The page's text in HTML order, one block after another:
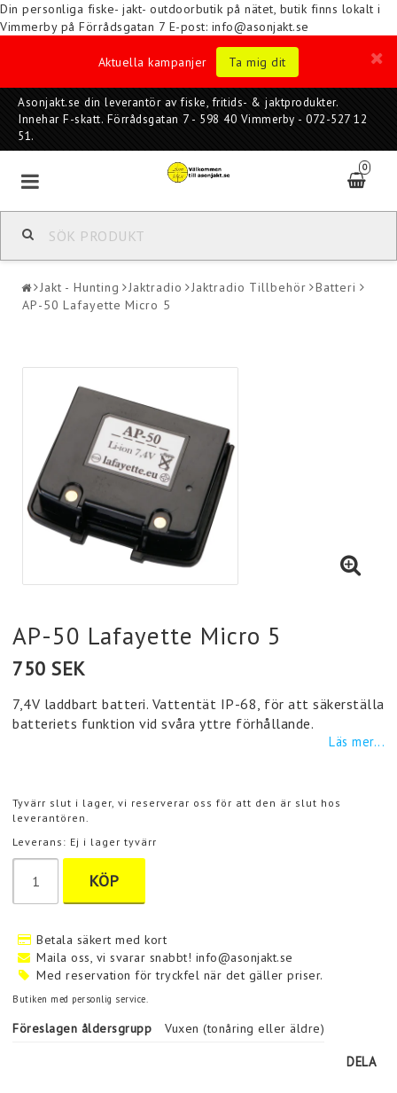
Din personliga fiske- jakt- outdoorbutik på nätet, butik finns lokalt i
Vimmerby på Förrådsgatan 7 E-post: info@asonjakt.se
Aktuella kampanjer Ta mig dit
Asonjakt.se din leverantör av fiske, fritids- & jaktprodukter.
Innehar F-skatt. Förrådsgatan 7 - 598 40 Vimmerby - 072-527 12
51.
0
Jakt - Hunting Jaktradio Jaktradio Tillbehör
Batteri
AP-50 Lafayette Micro 5
AP-50 Lafayette Micro 5
750 SEK
7,4V laddbart batteri. Vattentät IP-68, för att säkerställa
batteriets funktion vid svåra yttre förhållande.
Läs mer...
Tyvärr slut i lager, vi reserverar oss för att den är slut hos
leverantören.
Leverans: Ej i lager tyvärr
KÖP
Betala säkert med kort
Maila oss, vi svarar snabbt! info@asonjakt.se
Med reservation för tryckfel när det gäller priser.
Butiken med personlig service.
Föreslagen åldersgrupp Vuxen (tonåring eller äldre)
DELA